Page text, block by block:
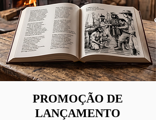
PROMOÇÃO DE
LANÇAMENTO